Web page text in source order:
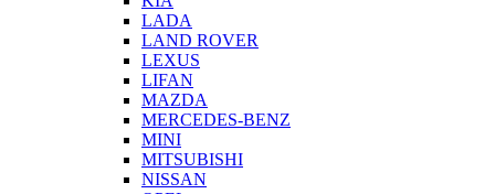
LADA
LAND ROVER
LEXUS
LIFAN
MAZDA
MERCEDES-BENZ
MINI
MITSUBISHI
NISSAN